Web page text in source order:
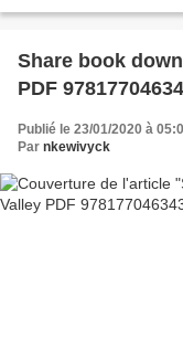
Share book
PDF
Publié le 23/01/2020 à
Par nkewivyck